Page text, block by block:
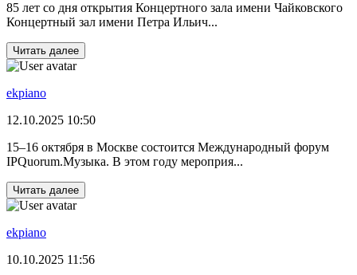
85 лет со дня открытия Концертного зала имени Чайковского
Концертный зал имени Петра Ильич...
Читать далее
ekpiano
12.10.2025 10:50
15–16 октября в Москве состоится Международный форум
IPQuorum.Музыка. В этом году мероприя...
Читать далее
ekpiano
10.10.2025 11:56